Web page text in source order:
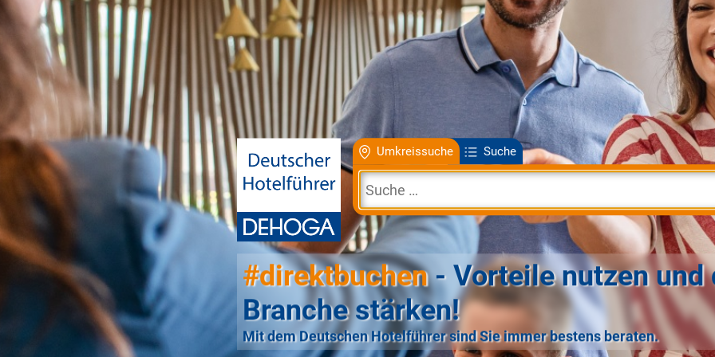
Umkreissuche Suche
#direktbuchen- Vorteile nutzen und
Branche stärken!
Mit dem Deutschen Hotelführer sind Sie immer bestens beraten.